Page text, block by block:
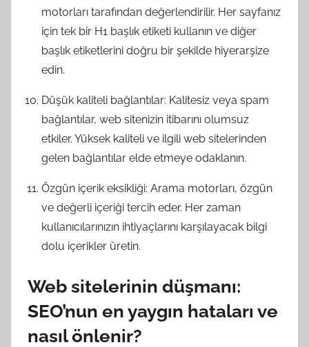
motorları tarafından değerlendirilir. Her sayfanız
için tek bir H1 başlık etiketi kullanın ve diğer
başlık etiketlerini doğru bir şekilde hiyerarşize
edin.
Düşük kaliteli bağlantılar: Kalitesiz veya spam
bağlantılar, web sitenizin itibarını olumsuz
etkiler. Yüksek kaliteli ve ilgili web sitelerinden
gelen bağlantılar elde etmeye odaklanın.
Özgün içerik eksikliği: Arama motorları, özgün
ve değerli içeriği tercih eder. Her zaman
kullanıcılarınızın ihtiyaçlarını karşılayacak bilgi
dolu içerikler üretin.
Web sitelerinin düşmanı:
SEO’nun en yaygın hataları ve
nasıl önlenir?